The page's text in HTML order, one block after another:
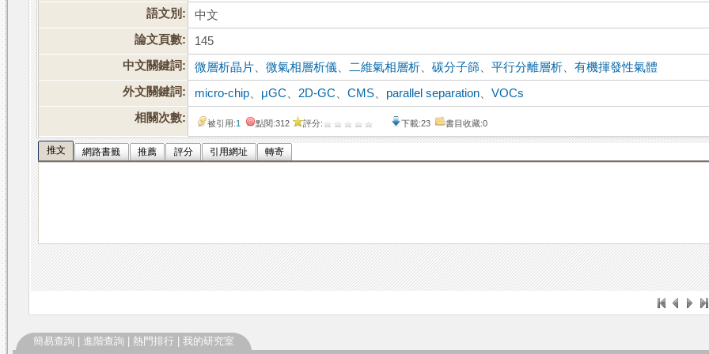
語文別:
中文
論文頁數:
145
中文關鍵詞:
微層析晶片 、微氣相層析儀 二維氣相層析 、碳分子篩 、平行分離層析 、有機揮發性氣體
外文關鍵詞:
micro-chip μGC 2D-GC 、CMS parallel separation 、VOCs
相關次數:
被引用:1 點閱:312 評分: 下載:23 書目收藏:0
推文 網路書籤 推薦 評分 引用網址 轉寄
簡易查詢 進階查詢 熱門排行 我的研究室